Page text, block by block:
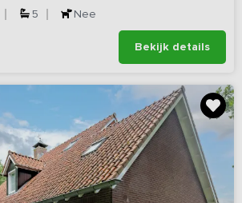
5 Nee
Bekijk details